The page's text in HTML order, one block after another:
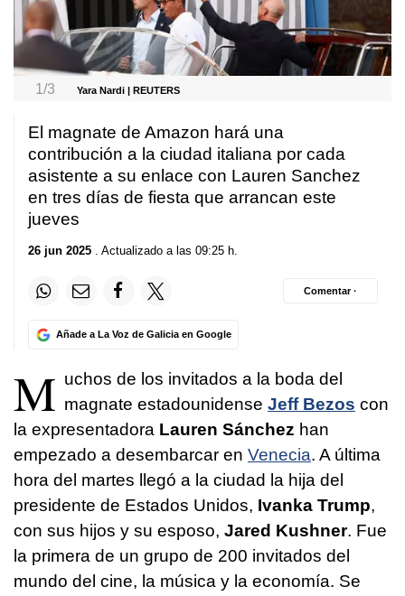
1/3 Yara Nardi | REUTERS
El magnate de Amazon hará una
contribución a la ciudad italiana por cada
asistente a su enlace con Lauren Sanchez
en tres días de fiesta que arrancan este
jueves
26 jun 2025 . Actualizado a las 09:25 h.
Añade a La Voz de Galicia en Google
Comentar ·
M uchos de los invitados a la boda del
magnate estadounidense Jeff Bezos con
la expresentadora Lauren Sánchez han
empezado a desembarcar en Venecia. A última
hora del martes llegó a la ciudad la hija del
presidente de Estados Unidos, Ivanka Trump,
con sus hijos y su esposo, Jared Kushner. Fue
la primera de un grupo de 200 invitados del
mundo del cine, la música y la economía. Se